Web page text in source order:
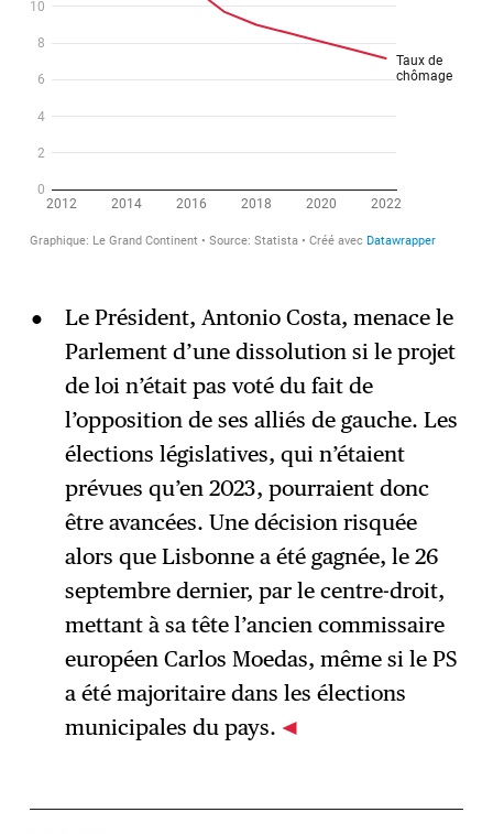
Le Président, Antonio Costa, menace le
Parlement d’une dissolution si le projet
de loi n’était pas voté du fait de
l’opposition de ses alliés de gauche. Les
élections législatives, qui n’étaient
prévues qu’en 2023, pourraient donc
être avancées. Une décision risquée
alors que Lisbonne a été gagnée, le 26
septembre dernier, par le centre-droit,
mettant à sa tête l’ancien commissaire
européen Carlos Moedas, même si le PS
a été majoritaire dans les élections
municipales du pays.